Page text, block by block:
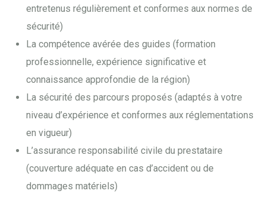
entretenus régulièrement et conformes aux normes de
sécurité)
La compétence avérée des guides (formation
professionnelle, expérience significative et
connaissance approfondie de la région)
La sécurité des parcours proposés (adaptés à votre
niveau d’expérience et conformes aux réglementations
en vigueur)
L’assurance responsabilité civile du prestataire
(couverture adéquate en cas d’accident ou de
dommages matériels)